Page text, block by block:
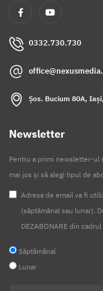
0332.730.730
Șos. Bucium 80A,
Newsletter
Pentru a primi newsletter-ul
mai jos și să alegi tipul de
Adresa de email va fi
(săptămânal sau lunar).
DEZABONARE din
Săptămânal
Lunar